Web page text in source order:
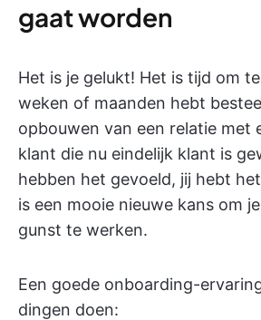
gaat worden
Het is je gelukt! Het is tijd om
weken of maanden hebt
opbouwen van een relatie met
klant die nu eindelijk klant is
hebben het gevoeld, jij hebt
is een mooie nieuwe kans om
gunst te werken.
Een goede onboarding-
dingen doen: